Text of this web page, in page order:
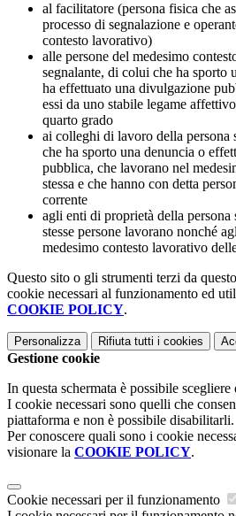
al facilitatore (persona fisica che
processo di segnalazione e
contesto lavorativo)
alle persone del medesimo
segnalante, di colui che ha sporto
ha effettuato una divulgazione
essi da uno stabile legame
quarto grado
ai colleghi di lavoro della persona
che ha sporto una denuncia o
pubblica, che lavorano nel
stessa e che hanno con detta
corrente
agli enti di proprietà della persona
stesse persone lavorano nonché
medesimo contesto lavorativo
Questo sito o gli strumenti terzi da
cookie necessari al funzionamento ed
COOKIE POLICY.
Personalizza Rifiuta tutti i cookies
Gestione cookie
In questa schermata è possibile
I cookie necessari sono quelli che
piattaforma e non è possibile disabilitarli.
Per conoscere quali sono i cookie
visionare la COOKIE POLICY.
Cookie necessari per il funzionamento